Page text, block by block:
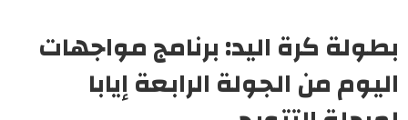
بطولة كرة اليد: برنامج مواجهات
اليوم من الجولة الرابعة إيابا